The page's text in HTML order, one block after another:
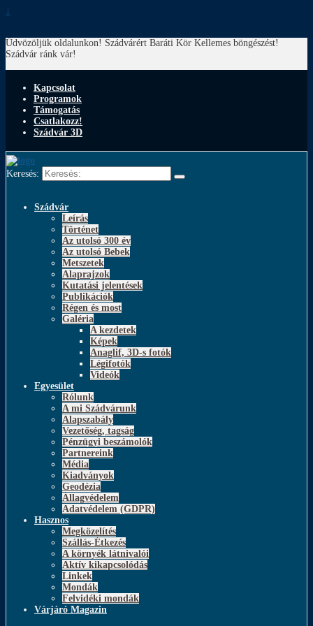
↓
Üdvözöljük oldalunkon! Szádvárért Baráti Kör Kellemes böngészést!
Szádvár ránk vár!
Kapcsolat
Programok
Támogatás
Csatlakozz!
Szádvár 3D
Keresés:
Szádvár
Leírás
Történet
Az utolsó 300 év
Az utolsó Bebek
Metszetek
Alaprajzok
Kutatási jelentések
Publikációk
Régen és most
Galéria
A kezdetek
Képek
Anaglif, 3D-s fotók
Légifotók
Videók
Egyesület
Rólunk
A mi Szádvárunk
Alapszabály
Vezetőség, tagság
Pénzügyi beszámolók
Partnereink
Média
Kiadványok
Geodézia
Állagvédelem
Adatvédelem (GDPR)
Hasznos
Megközelítés
Szállás-Étkezés
A környék látnivalói
Aktív kikapcsolódás
Linkek
Mondák
Felvidéki mondák
Várjáró Magazin